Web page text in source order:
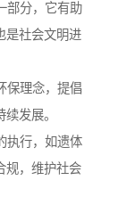
部分，它有助
是社会文明进
保理念，提倡
发展。
执行，如遗体
规，维护社会